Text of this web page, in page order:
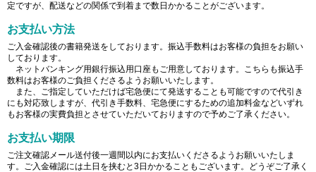
定ですが、配送などの関係で到着まで数日かかることがございます。
お支払い方法
ご入金確認後の書籍発送をしております。振込手数料はお客様の負担をお願い
しております。
ネットバンキング用銀行振込用口座もご用意しております。こちらも振込手
数料はお客様のご負担くださるようお願いいたします。
また、ご指定していただけば宅急便にて発送することも可能ですので代引き
にも対応致しますが、代引き手数料、宅急便にするための追加料金などいずれ
もお客様の実費負担とさせていただいておりますので予めご了承ください。
お支払い期限
ご注文確認メール送付後一週間以内にお支払いくださるようお願いいたしま
す。ご入金確認には土日を挟むと3日かかることもございます。どうぞご了承く